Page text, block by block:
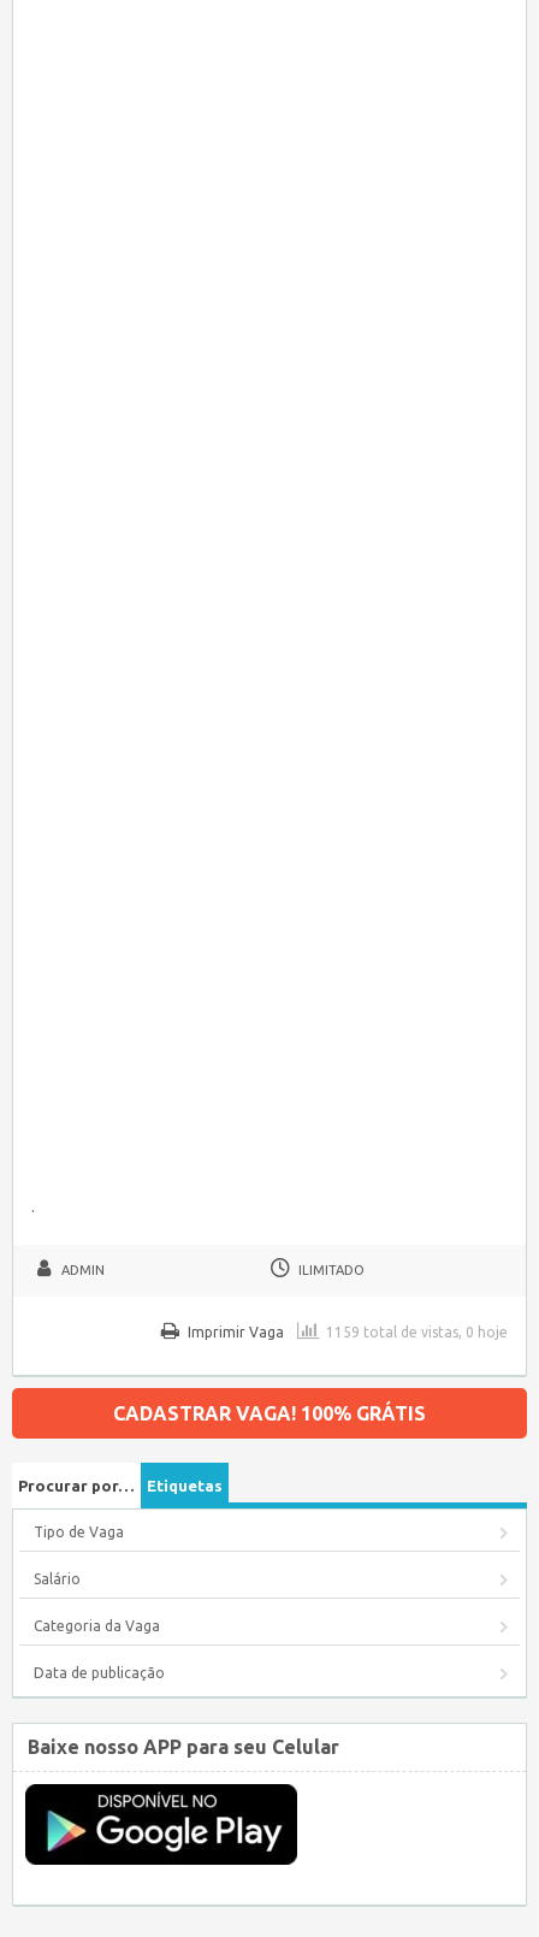
ADMIN ILIMITADO
1159 total de vistas, 0 hoje
Imprimir Vaga
CADASTRAR VAGA! 100% GRÁTIS
Procurar por… Etiquetas
Tipo de Vaga
Salário
Categoria da Vaga
Data de publicação
Baixe nosso APP para seu Celular